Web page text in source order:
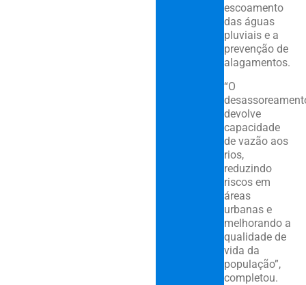
escoamento
das águas
pluviais e a
prevenção de
alagamentos.
“O
devolve
capacidade
de vazão aos
rios,
reduzindo
riscos em
áreas
urbanas e
melhorando a
qualidade de
vida da
população”,
completou.